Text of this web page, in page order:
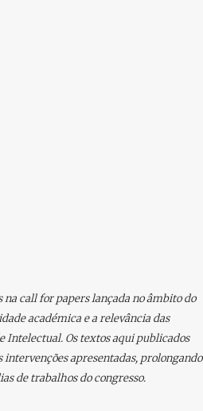
call for papers lançada no âmbito do
académica e a relevância das
Intelectual. Os textos aqui publicados
apresentadas, prolongando
de trabalhos do congresso.